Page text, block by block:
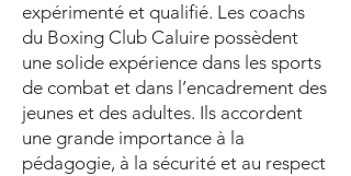
expérimenté et qualifié. Les coachs
du Boxing Club Caluire possèdent
une solide expérience dans les sports
de combat et dans l’encadrement des
jeunes et des adultes. Ils accordent
une grande importance à la
pédagogie, à la sécurité et au respect